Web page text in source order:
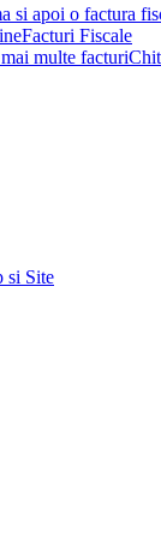
Facturi Fiscale
si Site